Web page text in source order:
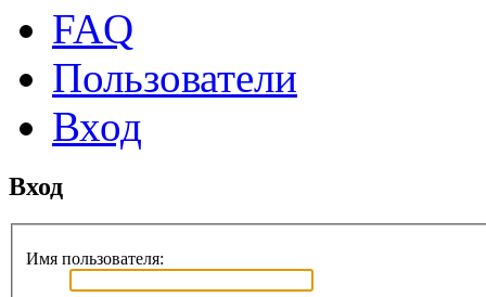
FAQ
Пользователи
Вход
Вход
Имя пользователя: